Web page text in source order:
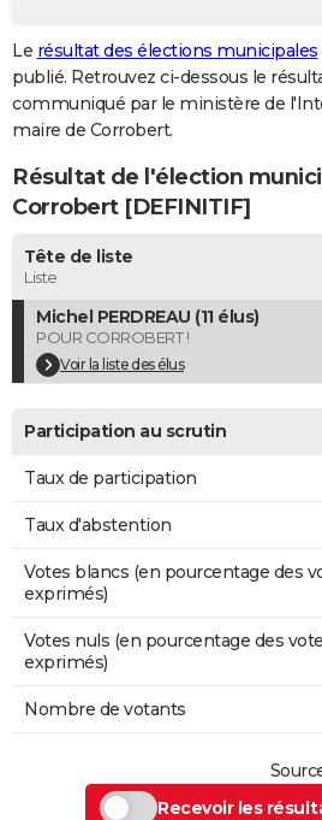
GUIDES D'ACHAT
BONS PLANS
CARTE DE VOEUX
Carte de Noël
Carte Bonne année
Carte Saint-Valentin
Carte Pâques
Carte d'anniversaire
DICTIONNAIRE
Dictionnaire
Biographies
Citations
Expressions
Proverbes
PROGRAMME TV
COPAINS D'AVANT
S'inscrire
Se connecter
Lycées
Collèges
Primaires
Universités
Entreprises
Service militaire
Avis de recherche
AVIS DE DÉCÈS
FORUM
Le résultat des élections municipales
publié. Retrouvez ci-dessous le
communiqué par le ministère de
maire de Corrobert.
Résultat de l'élection
Corrobert [DEFINITIF]
Tête de liste
Liste
Michel PERDREAU (11 élus)
POUR CORROBERT !
Voir la liste des élus
Participation au scrutin
Taux de participation
Taux d'abstention
Votes blancs (en pourcentage des
exprimés)
Votes nuls (en pourcentage des
exprimés)
Nombre de votants
Recevoir les